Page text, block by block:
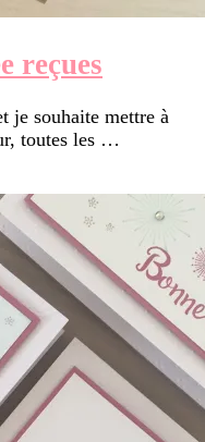
reçues
je souhaite mettre à
toutes les …